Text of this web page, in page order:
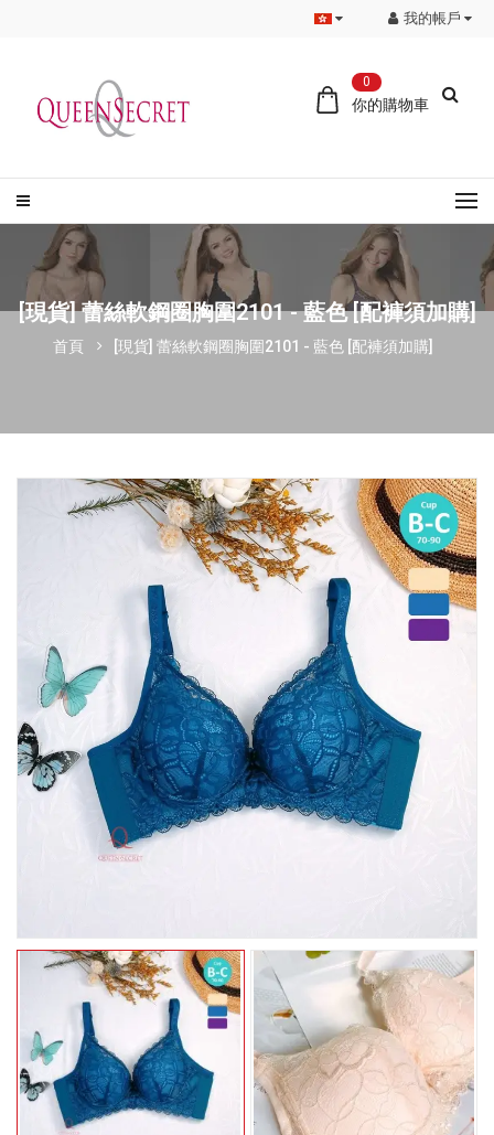
我的帳戶
你的購物車
0
[現貨] 蕾絲軟鋼圈胸圍2101 - 藍色 [配褲須加購]
首頁 [現貨] 蕾絲軟鋼圈胸圍2101 - 藍色 [配褲須加購]